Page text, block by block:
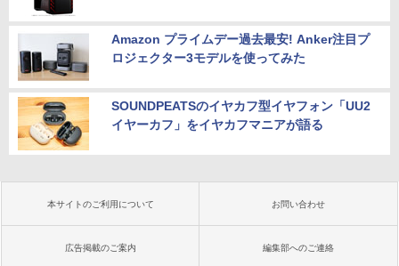
Amazon プライムデー過去最安! Anker注目プ
ロジェクター3モデルを使ってみた
SOUNDPEATSのイヤカフ型イヤフォン「UU2
イヤーカフ」をイヤカフマニアが語る
本サイトのご利用について お問い合わせ
広告掲載のご案内 編集部へのご連絡